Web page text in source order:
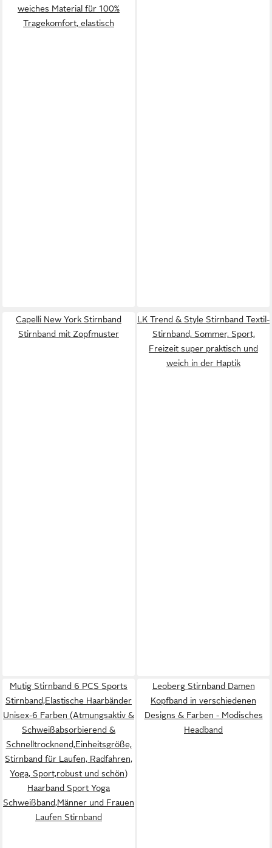
weiches Material für 100%
Tragekomfort, elastisch
Capelli New York Stirnband
Stirnband mit Zopfmuster
LK Trend & Style Stirnband Textil-
Stirnband, Sommer, Sport,
Freizeit super praktisch und
weich in der Haptik
Mutig Stirnband 6 PCS Sports
Stirnband,Elastische Haarbänder
Unisex-6 Farben (Atmungsaktiv &
Schweißabsorbierend &
Schnelltrocknend,Einheitsgröße,
Stirnband für Laufen, Radfahren,
Yoga, Sport,robust und schön)
Haarband Sport Yoga
Schweißband,Männer und Frauen
Laufen Stirnband
Leoberg Stirnband Damen
Kopfband in verschiedenen
Designs & Farben - Modisches
Headband